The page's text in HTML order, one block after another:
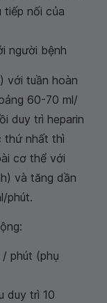
tiếp nối của
người bệnh
với tuần hoàn
60-70 ml/
duy trì heparin
thứ nhất thì
cơ thể với
và tăng dần
phút.
phút (phụ
duy trì 10